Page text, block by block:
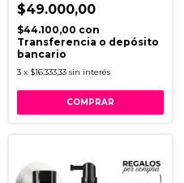
$49.000,00
$44.100,00 con
Transferencia o depósito
bancario
3 x $16.333,33 sin interés